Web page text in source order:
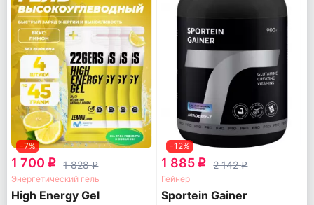
-7%
1 700 q 1 828q
Энергетический гель
High Energy Gel
-12%
1 885 q 2 142q
Гейнер
Sportein Gainer